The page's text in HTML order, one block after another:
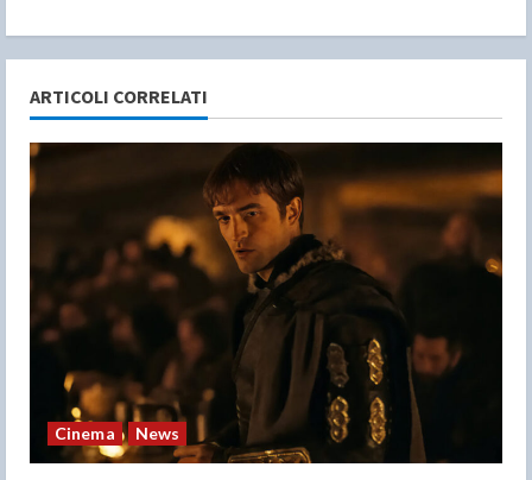
e
R
e
d
i
n
g
ARTICOLI CORRELATI
Cinema News